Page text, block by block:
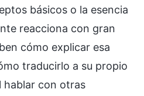
básicos o la esencia
reacciona con gran
cómo explicar esa
traducirlo a su propio
hablar con otras